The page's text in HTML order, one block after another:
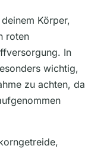
Körper,
roten
In
wichtig,
zu achten, da